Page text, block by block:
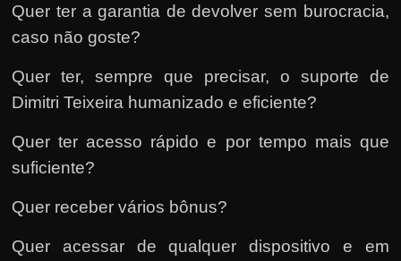
Quer ter a garantia de devolver sem burocracia,
caso não goste?
Quer ter, sempre que precisar, o suporte de
Dimitri Teixeira humanizado e eficiente?
Quer ter acesso rápido e por tempo mais que
suficiente?
Quer receber vários bônus?
Quer acessar de qualquer dispositivo e em